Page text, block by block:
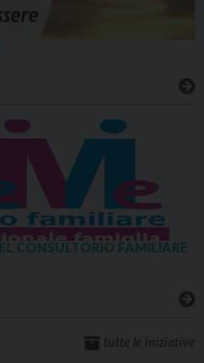
CONSULTORIO FAMILIARE
tutte le iniziative